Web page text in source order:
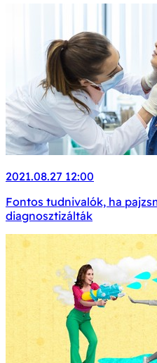
2021.08.27 12:00
Fontos tudnivalók, ha
diagnosztizálták